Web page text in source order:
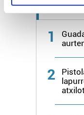
specific
Find out more about
and set your
teknologia erabiliz,
pertsonalizatuak
Azken 7
1
2